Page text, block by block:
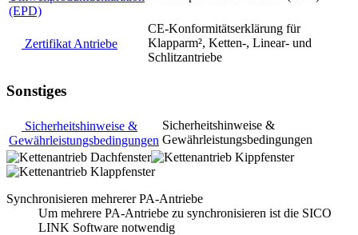
(EPD)
Zertifikat Antriebe
CE-Konformitätserklärung für
Klapparm², Ketten-, Linear- und
Schlitzantriebe
Sonstiges
Sicherheitshinweise &
Gewährleistungsbedingungen
Sicherheitshinweise &
Gewährleistungsbedingungen
Synchronisieren mehrerer PA-Antriebe
Um mehrere PA-Antriebe zu synchronisieren ist die SICO
LINK Software notwendig